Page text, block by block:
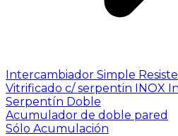
Intercambiador Simple
Vitrificado c/ serpentin INOX
Serpentín Doble
Acumulador de doble pared
Sólo Acumulación